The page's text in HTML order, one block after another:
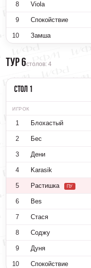
8 Viola
9 Спокойствие
10 Замша
Тур 6столов: 4
Стол 1
ИГРОК
1 Блохастый
2 Бес
3 Дени
4 Karasik
5 Растишка ПУ
6 Bes
7 Стася
8 Соджу
9 Дуня
10 Спокойствие